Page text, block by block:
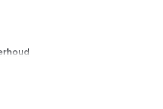
andere materie